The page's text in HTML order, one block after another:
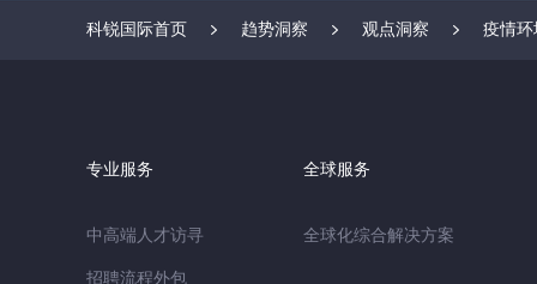
科锐国际首页 趋势洞察 观点洞察 疫情
专业服务
中高端人才访寻
招聘流程外包
全球服务
全球化综合解决方案